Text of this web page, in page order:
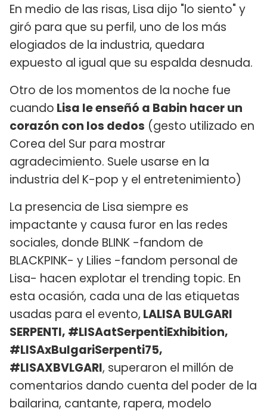
En medio de las risas, Lisa dijo "lo siento" y
giró para que su perfil, uno de los más
elogiados de la industria, quedara
expuesto al igual que su espalda desnuda.
Otro de los momentos de la noche fue
cuando Lisa le enseñó a Babin hacer un
corazón con los dedos (gesto utilizado en
Corea del Sur para mostrar
agradecimiento. Suele usarse en la
industria del K-pop y el entretenimiento)
La presencia de Lisa siempre es
impactante y causa furor en las redes
sociales, donde BLINK -fandom de
BLACKPINK- y Lilies -fandom personal de
Lisa- hacen explotar el trending topic. En
esta ocasión, cada una de las etiquetas
usadas para el evento, LALISA BULGARI
SERPENTI, #LISAatSerpentiExhibition,
#LISAxBulgariSerpenti75,
#LISAXBVLGARI, superaron el millón de
comentarios dando cuenta del poder de la
bailarina, cantante, rapera, modelo